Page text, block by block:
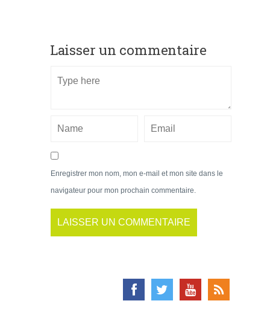
Laisser un commentaire
Enregistrer mon nom, mon e-mail et mon site dans le
navigateur pour mon prochain commentaire.